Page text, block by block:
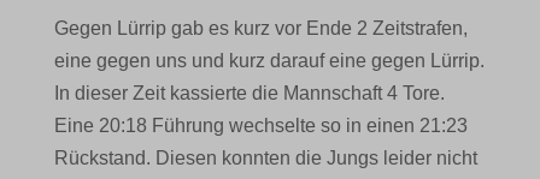
Gegen Lürrip gab es kurz vor Ende 2 Zeitstrafen,
eine gegen uns und kurz darauf eine gegen Lürrip.
In dieser Zeit kassierte die Mannschaft 4 Tore.
Eine 20:18 Führung wechselte so in einen 21:23
Rückstand. Diesen konnten die Jungs leider nicht